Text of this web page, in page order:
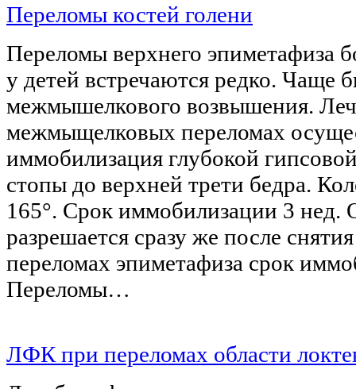
Переломы костей голени
Переломы верхнего эпиметафиза
у детей встречаются редко. Чаще
межмышелкового возвышения.
межмыщелковых переломах
иммобилизация глубокой
стопы до верхней трети бедра.
165°. Срок иммобилизации 3 нед.
разрешается сразу же после
переломах эпиметафиза срок
Переломы…
ЛФК при переломах области